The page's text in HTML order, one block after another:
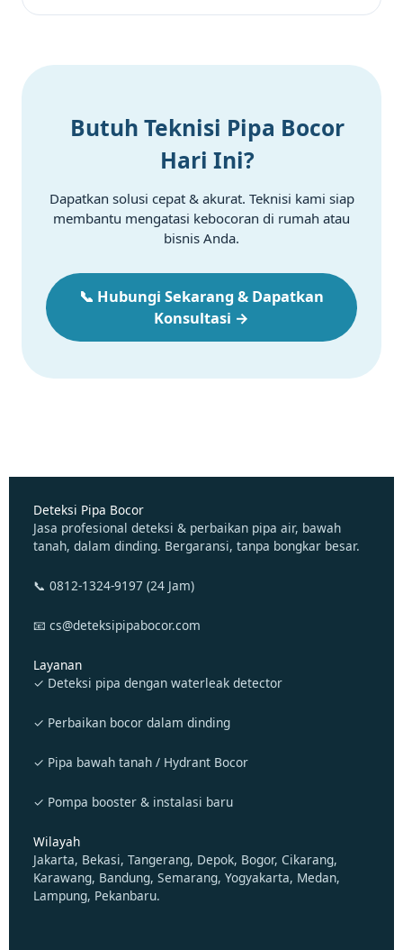
Butuh Teknisi Pipa Bocor
Hari Ini?
Dapatkan solusi cepat & akurat. Teknisi kami siap
membantu mengatasi kebocoran di rumah atau
bisnis Anda.
📞 Hubungi Sekarang & Dapatkan
Konsultasi →
Deteksi Pipa Bocor
Jasa profesional deteksi & perbaikan pipa air, bawah
tanah, dalam dinding. Bergaransi, tanpa bongkar besar.
📞 0812-1324-9197 (24 Jam)
📧 cs@deteksipipabocor.com
Layanan
✓ Deteksi pipa dengan waterleak detector
✓ Perbaikan bocor dalam dinding
✓ Pipa bawah tanah / Hydrant Bocor
✓ Pompa booster & instalasi baru
Wilayah
Jakarta, Bekasi, Tangerang, Depok, Bogor, Cikarang,
Karawang, Bandung, Semarang, Yogyakarta, Medan,
Lampung, Pekanbaru.